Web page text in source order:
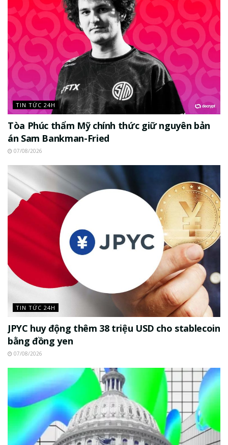
TIN TỨC 24H
Tòa Phúc thẩm Mỹ chính thức giữ nguyên bản
án Sam Bankman-Fried
07/08/2026
TIN TỨC 24H
JPYC huy động thêm 38 triệu USD cho stablecoin
bằng đồng yen
07/08/2026